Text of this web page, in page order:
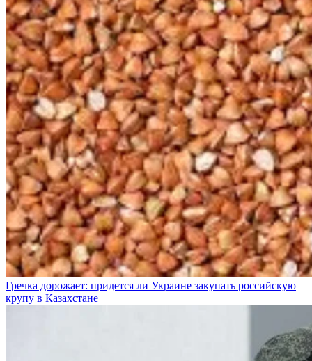
Гречка дорожает: придется ли Украине закупать российскую
крупу в Казахстане